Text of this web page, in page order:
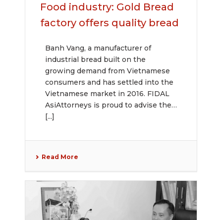
Food industry: Gold Bread
factory offers quality bread
Banh Vang, a manufacturer of
industrial bread built on the
growing demand from Vietnamese
consumers and has settled into the
Vietnamese market in 2016. FIDAL
AsiAttorneys is proud to advise the
[...]
Read More